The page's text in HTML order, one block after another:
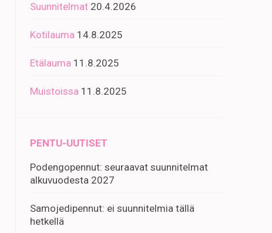
Suunnitelmat 20.4.2026
Kotilauma 14.8.2025
Etälauma 11.8.2025
Muistoissa 11.8.2025
PENTU-UUTISET
Podengopennut: seuraavat suunnitelmat
alkuvuodesta 2027
Samojedipennut: ei suunnitelmia tällä
hetkellä